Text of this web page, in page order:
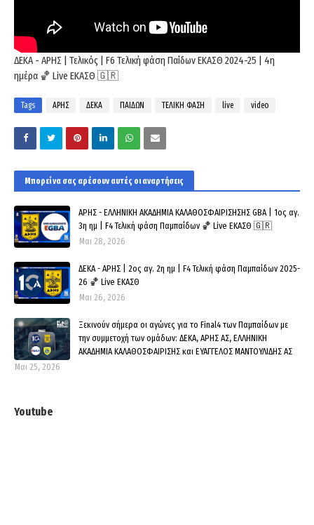
ΔΕΚΑ - ΑΡΗΣ | Τελικός | F6 Τελική φάση Παίδων ΕΚΑΣΘ 2024-25 | 4η
ημέρα 🏀 Live ΕΚΑΣΘ 🇬🇷
Tags ΑΡΗΣ ΔΕΚΑ ΠΑΙΔΩΝ ΤΕΛΙΚΗ ΦΑΣΗ live video
Μπορεί να σας αρέσουν αυτές οι αναρτήσεις
ΑΡΗΣ - ΕΛΛΗΝΙΚΗ ΑΚΑΔΗΜΙΑ ΚΑΛΑΘΟΣΦΑΙΡΙΣΗΣΗΣ GBA | 1ος αγ.
3η ημ | F4 Τελική φάση Παμπαίδων 🏀 Live ΕΚΑΣΘ 🇬🇷
Μαι 28, 2026
ΔΕΚΑ - ΑΡΗΣ | 2ος αγ. 2η ημ | F4 Τελική φάση Παμπαίδων 2025-
26 🏀 Live ΕΚΑΣΘ
Μαι 26, 2026
Ξεκινούν σήμερα οι αγώνες για το Final4 των Παμπαίδων με
την συμμετοχή των ομάδων: ΔΕΚΑ, ΑΡΗΣ ΑΣ, ΕΛΛΗΝΙΚΗ
ΑΚΑΔΗΜΙΑ ΚΑΛΑΘΟΣΦΑΙΡΙΣΗΣ και ΕΥΑΓΓΕΛΟΣ ΜΑΝΤΟΥΛΙΔΗΣ ΑΣ
Μαι 25, 2026
Youtube